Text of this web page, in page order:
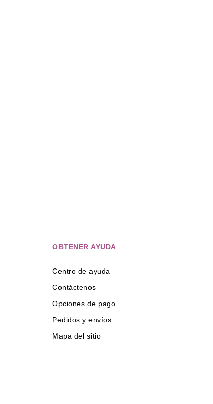
OBTENER AYUDA
Centro de ayuda
Contáctenos
Opciones de pago
Pedidos y envíos
Mapa del sitio